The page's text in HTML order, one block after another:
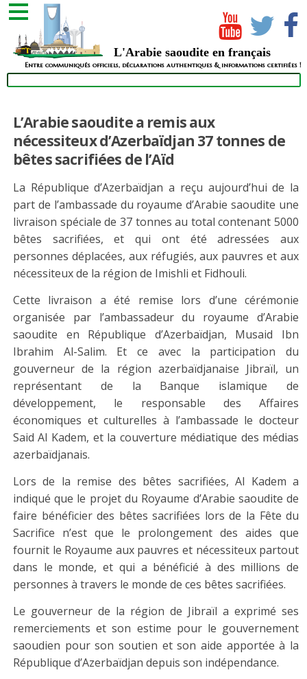
L'Arabie saoudite en français
Entre communiqués officiels, déclarations authentiques & informations certifiées !
L’Arabie saoudite a remis aux
nécessiteux d’Azerbaïdjan 37 tonnes de
bêtes sacrifiées de l’Aïd
La République d’Azerbaïdjan a reçu aujourd’hui de la
part de l’ambassade du royaume d’Arabie saoudite une
livraison spéciale de 37 tonnes au total contenant 5000
bêtes sacrifiées, et qui ont été adressées aux
personnes déplacées, aux réfugiés, aux pauvres et aux
nécessiteux de la région de Imishli et Fidhouli.
Cette livraison a été remise lors d’une cérémonie
organisée par l’ambassadeur du royaume d’Arabie
saoudite en République d’Azerbaïdjan, Musaid Ibn
Ibrahim Al-Salim. Et ce avec la participation du
gouverneur de la région azerbaïdjanaise Jibraïl, un
représentant de la Banque islamique de
développement, le responsable des Affaires
économiques et culturelles à l’ambassade le docteur
Said Al Kadem, et la couverture médiatique des médias
azerbaïdjanais.
Lors de la remise des bêtes sacrifiées, Al Kadem a
indiqué que le projet du Royaume d’Arabie saoudite de
faire bénéficier des bêtes sacrifiées lors de la Fête du
Sacrifice n’est que le prolongement des aides que
fournit le Royaume aux pauvres et nécessiteux partout
dans le monde, et qui a bénéficié à des millions de
personnes à travers le monde de ces bêtes sacrifiées.
Le gouverneur de la région de Jibraïl a exprimé ses
remerciements et son estime pour le gouvernement
saoudien pour son soutien et son aide apportée à la
République d’Azerbaïdjan depuis son indépendance.